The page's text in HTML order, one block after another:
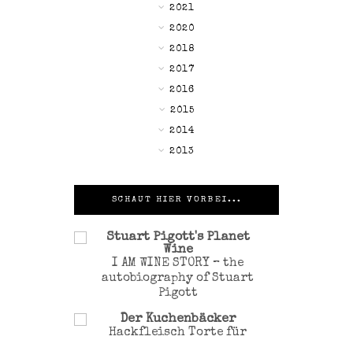
►2021
►2020
►2018
►2017
►2016
►2015
▼2014
►2013
SCHAUT HIER VORBEI...
Stuart Pigott's Planet
Wine
I AM WINE STORY – the
autobiography of Stuart
Pigott
Der Kuchenbäcker
Hackfleisch Torte für